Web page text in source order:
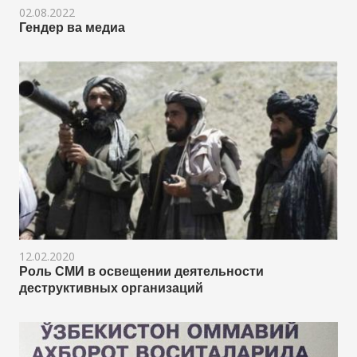
02.08.2022
Гендер ва медиа
12.02.2020
Роль СМИ в освещении деятельности
деструктивных организаций